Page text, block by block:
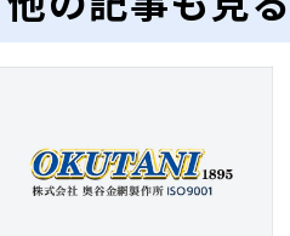
)
ート
）